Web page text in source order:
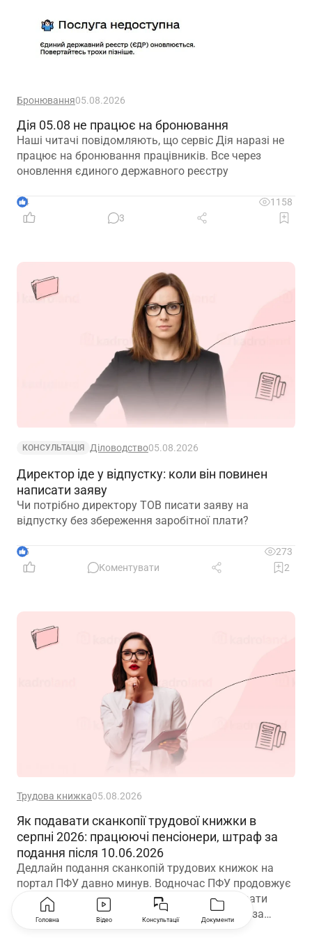
Бронювання05.08.2026
Дія 05.08 не працює на бронювання
Наші читачі повідомляють, що сервіс Дія наразі не
працює на бронювання працівників. Все через
оновлення єдиного державного реєстру
4
1158
3
КОНСУЛЬТАЦІЯ Діловодство05.08.2026
Директор іде у відпустку: коли він повинен
написати заяву
Чи потрібно директору ТОВ писати заяву на
відпустку без збереження заробітної плати?
5
273
Коментувати
2
Трудова книжка05.08.2026
Як подавати сканкопії трудової книжки в
серпні 2026: працюючі пенсіонери, штраф за
подання після 10.06.2026
Дедлайн подання сканкопій трудових книжок на
портал ПФУ давно минув. Водночас ПФУ продовжує
приймати сканкопії і зараз. Коли можна подати
звернення повторно, чи передбачено штраф за
Головна Відео Консультації Документи